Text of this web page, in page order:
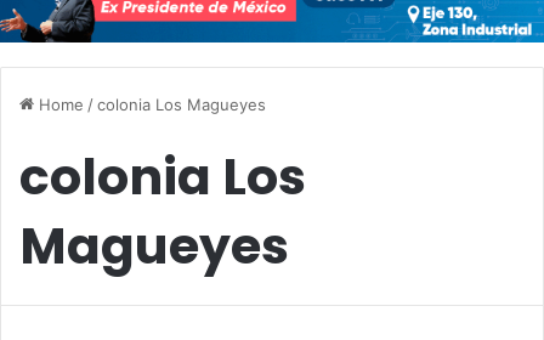
Home /colonia Los Magueyes
colonia Los
Magueyes